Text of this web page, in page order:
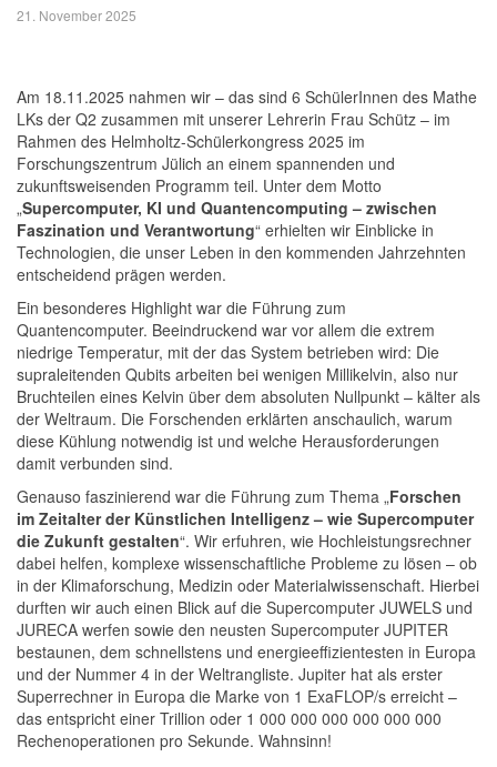
21. November 2025
Am 18.11.2025 nahmen wir – das sind 6 SchülerInnen des Mathe
LKs der Q2 zusammen mit unserer Lehrerin Frau Schütz – im
Rahmen des Helmholtz-Schülerkongress 2025 im
Forschungszentrum Jülich an einem spannenden und
zukunftsweisenden Programm teil. Unter dem Motto
„Supercomputer, KI und Quantencomputing – zwischen
Faszination und Verantwortung“ erhielten wir Einblicke in
Technologien, die unser Leben in den kommenden Jahrzehnten
entscheidend prägen werden.
Ein besonderes Highlight war die Führung zum
Quantencomputer. Beeindruckend war vor allem die extrem
niedrige Temperatur, mit der das System betrieben wird: Die
supraleitenden Qubits arbeiten bei wenigen Millikelvin, also nur
Bruchteilen eines Kelvin über dem absoluten Nullpunkt – kälter als
der Weltraum. Die Forschenden erklärten anschaulich, warum
diese Kühlung notwendig ist und welche Herausforderungen
damit verbunden sind.
Genauso faszinierend war die Führung zum Thema „Forschen
im Zeitalter der Künstlichen Intelligenz – wie Supercomputer
die Zukunft gestalten“. Wir erfuhren, wie Hochleistungsrechner
dabei helfen, komplexe wissenschaftliche Probleme zu lösen – ob
in der Klimaforschung, Medizin oder Materialwissenschaft. Hierbei
durften wir auch einen Blick auf die Supercomputer JUWELS und
JURECA werfen sowie den neusten Supercomputer JUPITER
bestaunen, dem schnellstens und energieeffizientesten in Europa
und der Nummer 4 in der Weltrangliste. Jupiter hat als erster
Superrechner in Europa die Marke von 1 ExaFLOP/s erreicht –
das entspricht einer Trillion oder 1 000 000 000 000 000 000
Rechenoperationen pro Sekunde. Wahnsinn!